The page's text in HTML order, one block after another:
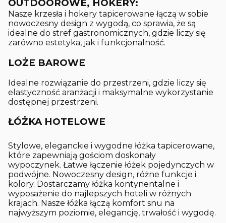
OUTDOOROWE, HOKERY:
Nasze krzesła i hokery tapicerowane łączą w sobie
nowoczesny design z wygodą, co sprawia, że są
idealne do stref gastronomicznych, gdzie liczy się
zarówno estetyka, jak i funkcjonalność.
LOŻE BAROWE
Idealne rozwiązanie do przestrzeni, gdzie liczy się
elastyczność aranżacji i maksymalne wykorzystanie
dostępnej przestrzeni.
ŁÓŻKA HOTELOWE
Stylowe, eleganckie i wygodne łóżka tapicerowane,
które zapewniają gościom doskonały
wypoczynek. Łatwe łączenie łóżek pojedynczych w
podwójne. Nowoczesny design, różne funkcje i
kolory. Dostarczamy łóżka kontynentalne i
wyposażenie do najlepszych hoteli w różnych
krajach. Nasze łóżka łączą komfort snu na
najwyższym poziomie, elegancję, trwałość i wygodę.